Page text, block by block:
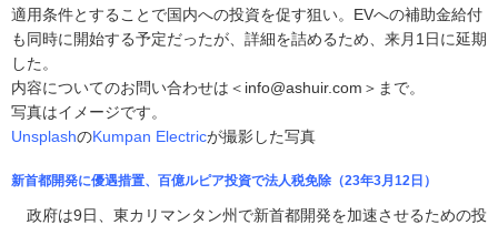
適用条件とすることで国内への投資を促す狙い。EVへの補助金給付
も同時に開始する予定だったが、詳細を詰めるため、来月1日に延期
した。
内容についてのお問い合わせは＜info@ashuir.com＞まで。
写真はイメージです。
UnsplashのKumpan Electricが撮影した写真
新首都開発に優遇措置、百億ルピア投資で法人税免除（23年3月12日）
政府は9日、東カリマンタン州で新首都開発を加速させるための投